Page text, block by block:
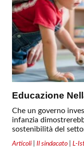
Educazione
Che un governo
infanzia
sostenibilità del
Articoli Il sindacato L-